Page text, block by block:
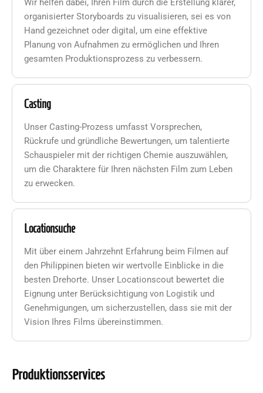
Wir helfen dabei, Ihren Film durch die Erstellung klarer,
organisierter Storyboards zu visualisieren, sei es von
Hand gezeichnet oder digital, um eine effektive
Planung von Aufnahmen zu ermöglichen und Ihren
gesamten Produktionsprozess zu verbessern.
Casting
Unser Casting-Prozess umfasst Vorsprechen,
Rückrufe und gründliche Bewertungen, um talentierte
Schauspieler mit der richtigen Chemie auszuwählen,
um die Charaktere für Ihren nächsten Film zum Leben
zu erwecken.
Locationsuche
Mit über einem Jahrzehnt Erfahrung beim Filmen auf
den Philippinen bieten wir wertvolle Einblicke in die
besten Drehorte. Unser Locationscout bewertet die
Eignung unter Berücksichtigung von Logistik und
Genehmigungen, um sicherzustellen, dass sie mit der
Vision Ihres Films übereinstimmen.
Produktionsservices